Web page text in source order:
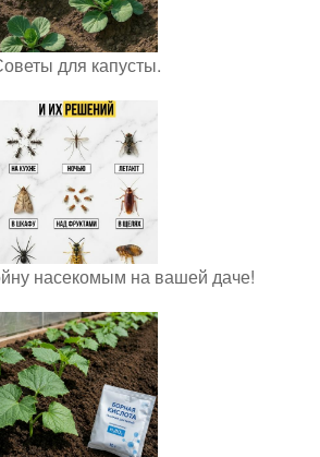
для капусты.
насекомым на вашей даче!